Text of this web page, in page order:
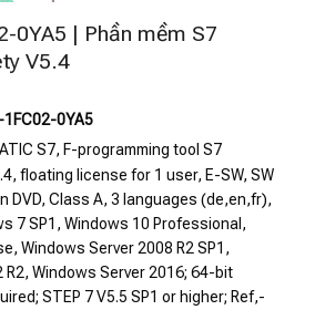
0YA5 | Phần mềm S7
V5.4
1FC02-0YA5
S7, F-programming tool S7
floating license for 1 user, E-SW, SW
DVD, Class A, 3 languages (de,en,fr),
7 SP1, Windows 10 Professional,
Windows Server 2008 R2 SP1,
R2, Windows Server 2016; 64-bit
STEP 7 V5.5 SP1 or higher; Ref,-